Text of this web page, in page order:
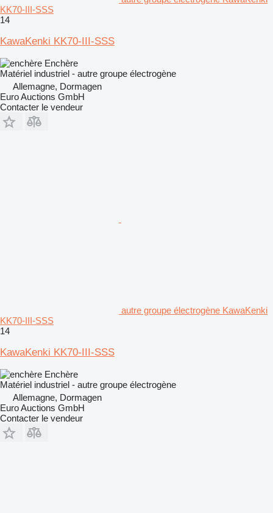
KK70-III-SSS
14
KawaKenki KK70-III-SSS
Enchère
Matériel industriel - autre groupe électrogène
Allemagne, Dormagen
Euro Auctions GmbH
Contacter le vendeur
autre groupe électrogène KawaKenki
KK70-III-SSS
14
KawaKenki KK70-III-SSS
Enchère
Matériel industriel - autre groupe électrogène
Allemagne, Dormagen
Euro Auctions GmbH
Contacter le vendeur